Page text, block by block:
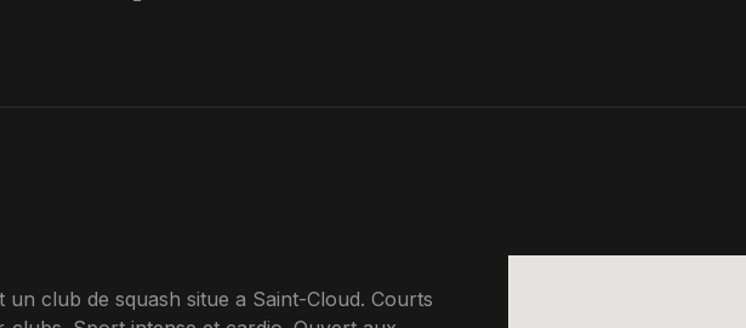
club de squash situe a Saint-Cloud. Courts